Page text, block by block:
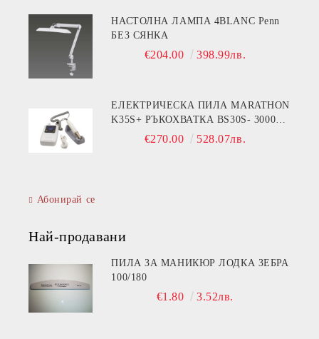
НАСТОЛНА ЛАМПА 4BLANC Penn
БЕЗ СЯНКА
€204.00 398.99лв.
ЕЛЕКТРИЧЕСКА ПИЛА MARATHON
K35S+ РЪКОХВАТКА BS30S- 30000
ОБОРОТА€270.00 528.07лв.
Абонирай се
Най-продавани
ПИЛА ЗА МАНИКЮР ЛОДКА ЗЕБРА
100/180
€1.80 3.52лв.